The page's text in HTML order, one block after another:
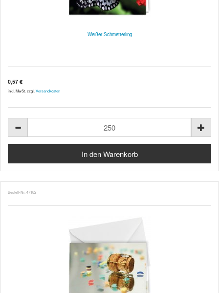
Weißer Schmetterling
0,57 €
inkl. MwSt. zzgl. Versandkosten
Bestell-Nr. 47182